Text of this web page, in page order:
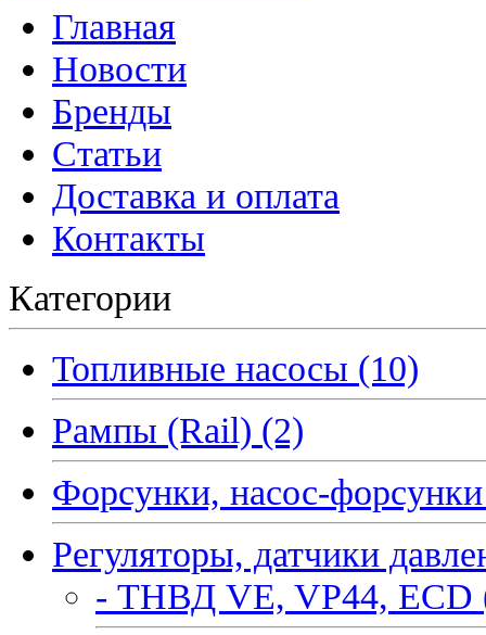
Главная
Новости
Бренды
Статьи
Доставка и оплата
Контакты
Категории
Топливные насосы (10)
Рампы (Rail) (2)
Форсунки, насос-
Регуляторы, датчики
- ТНВД VE, VP44, ECD